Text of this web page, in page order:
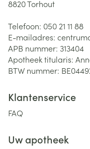
8820Torhout
Telefoon: 050 21 11 88
E-mailadres:
APB nummer: 313404
Apotheek titularis:
BTW nummer:
Klantenservice
FAQ
Uw apotheek